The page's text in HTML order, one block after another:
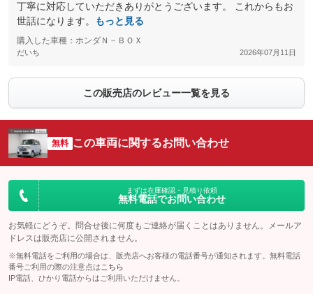
丁寧に対応していただきありがとうございます。 これからもお
世話になります。
もっと見る
購入した車種：ホンダＮ－ＢＯＸ
だいち 2026年07月11日
この販売店のレビュー一覧を見る
無料 この車両に関するお問い合わせ
まずは在庫確認・見積り依頼
無料電話でお問い合わせ
お気軽にどうぞ。問合せ後に何度もご連絡が届くことはありません。メールア
ドレスは販売店に公開されません。
※無料電話をご利用の場合は、販売店へお客様の電話番号が通知されます。無料電話
番号ご利用の際の注意点は こちら
IP電話、ひかり電話からはご利用いただけません。